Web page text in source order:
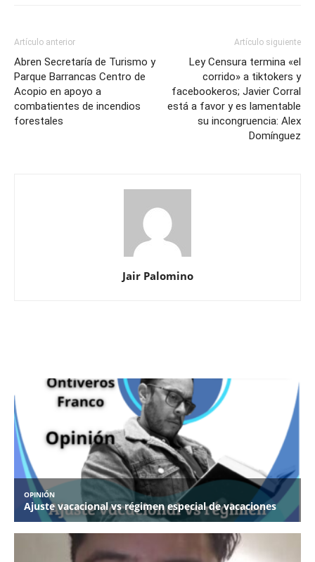
Artículo anterior
Abren Secretaría de Turismo y
Parque Barrancas Centro de
Acopio en apoyo a
combatientes de incendios
forestales
Artículo siguiente
Ley Censura termina «el
corrido» a tiktokers y
facebookeros; Javier Corral
está a favor y es lamentable
su incongruencia: Alex
Domínguez
Jair Palomino